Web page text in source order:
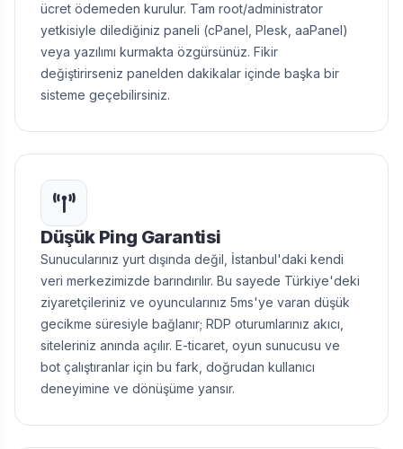
ücret ödemeden kurulur. Tam root/administrator
yetkisiyle dilediğiniz paneli (cPanel, Plesk, aaPanel)
veya yazılımı kurmakta özgürsünüz. Fikir
değiştirirseniz panelden dakikalar içinde başka bir
sisteme geçebilirsiniz.
Düşük Ping Garantisi
Sunucularınız yurt dışında değil, İstanbul'daki kendi
veri merkezimizde barındırılır. Bu sayede Türkiye'deki
ziyaretçileriniz ve oyuncularınız 5ms'ye varan düşük
gecikme süresiyle bağlanır; RDP oturumlarınız akıcı,
siteleriniz anında açılır. E-ticaret, oyun sunucusu ve
bot çalıştıranlar için bu fark, doğrudan kullanıcı
deneyimine ve dönüşüme yansır.